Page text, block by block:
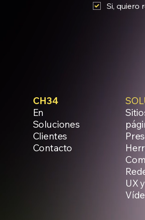
Si, quiero
CH34
En
Soluciones
Clientes
Contacto
UX